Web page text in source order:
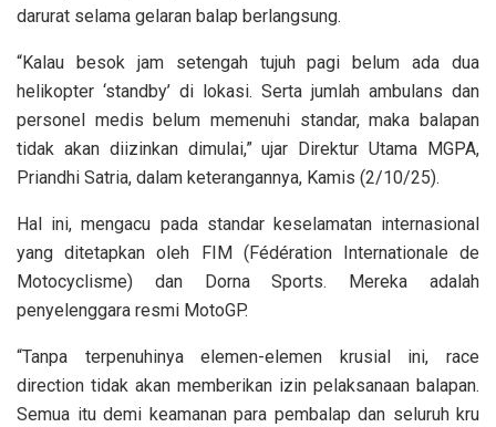
darurat selama gelaran balap berlangsung.
“Kalau besok jam setengah tujuh pagi belum ada dua
helikopter ‘standby’ di lokasi. Serta jumlah ambulans dan
personel medis belum memenuhi standar, maka balapan
tidak akan diizinkan dimulai,” ujar Direktur Utama MGPA,
Priandhi Satria, dalam keterangannya, Kamis (2/10/25).
Hal ini, mengacu pada standar keselamatan internasional
yang ditetapkan oleh FIM (Fédération Internationale de
Motocyclisme) dan Dorna Sports. Mereka adalah
penyelenggara resmi MotoGP.
“Tanpa terpenuhinya elemen-elemen krusial ini, race
direction tidak akan memberikan izin pelaksanaan balapan.
Semua itu demi keamanan para pembalap dan seluruh kru